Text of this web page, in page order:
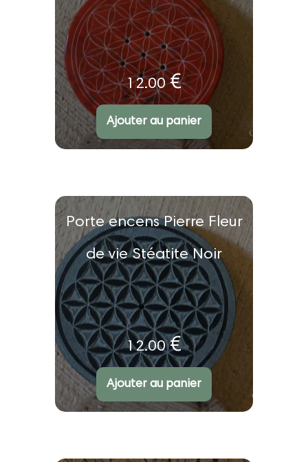
12.00€
Ajouter au panier
Porte encens Pierre Fleur
de vie Stéatite Noir
12.00€
Ajouter au panier